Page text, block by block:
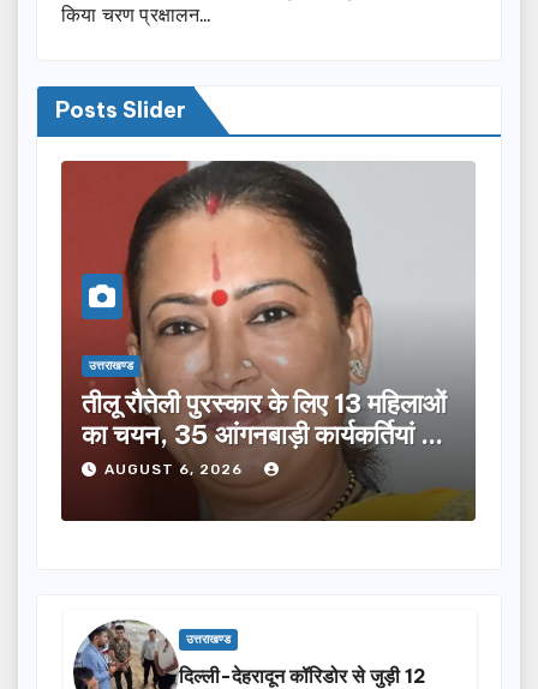
किया चरण प्रक्षालन…
Posts Slider
उत्तराखण्ड
तीलू रौतेली पुरस्कार के लिए 13 महिलाओं
का चयन, 35 आंगनबाड़ी कार्यकर्तियां भी
होंगी सम्मानित…
AUGUST 6, 2026
उत्तराखण्ड
दिल्ली-देहरादून कॉरिडोर से जुड़ी 12